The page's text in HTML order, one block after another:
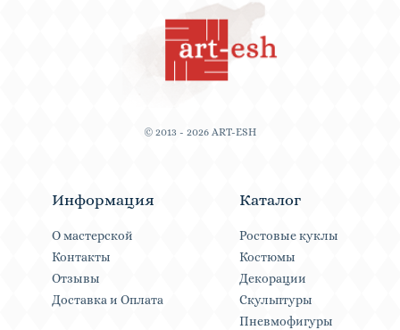
© 2013 - 2026 ART-ESH
Информация
О мастерской
Контакты
Отзывы
Доставка и Оплата
Каталог
Ростовые куклы
Костюмы
Декорации
Скульптуры
Пневмофигуры